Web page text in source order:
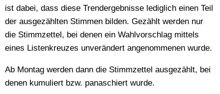
ist dabei, dass diese Trendergebnisse lediglich einen Teil
der ausgezählten Stimmen bilden. Gezählt werden nur
die Stimmzettel, bei denen ein Wahlvorschlag mittels
eines Listenkreuzes unverändert angenommenen wurde.
Ab Montag werden dann die Stimmzettel ausgezählt, bei
denen kumuliert bzw. panaschiert wurde.